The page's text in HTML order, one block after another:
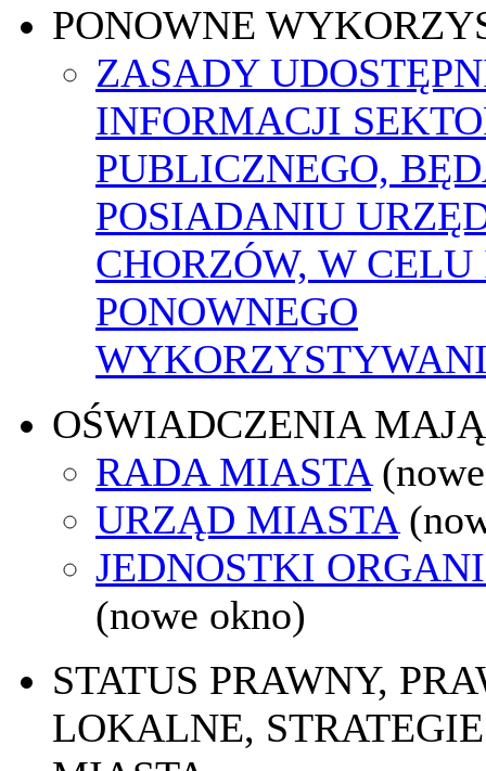
PONOWNE
ZASADY
INFORMACJI
PUBLICZNEGO,
POSIADANIU
CHORZÓW, W
PONOWNEGO
OŚWIADCZENIA
RADA MIASTA
URZĄD MIASTA
JEDNOSTKI
(nowe okno)
STATUS PRAWNY,
LOKALNE,